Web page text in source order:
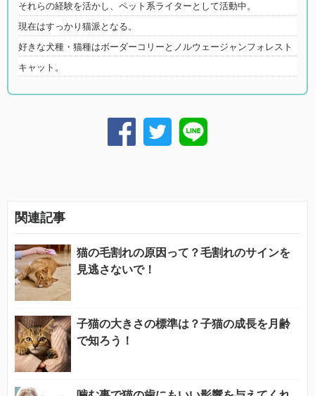
それらの経験を活かし、ペット系ライターとして活動中。
現在はすっかり猫派となる。
好きな犬種・猫種はボーダーコリーとノルウェージャンフォレスト
キャット。
関連記事
猫の毛割れの原因って？毛割れのサインを
見逃さないで！
子猫の大きさの標準は？子猫の成長を月齢
で知ろう！